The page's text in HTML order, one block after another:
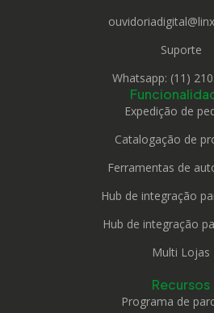
Suporte
Whatsapp: (11)
Expedição de
Catalogação de
Ferramentas de
Hub de integração
Hub de integração
Multi Lojas
Recursos
Programa de